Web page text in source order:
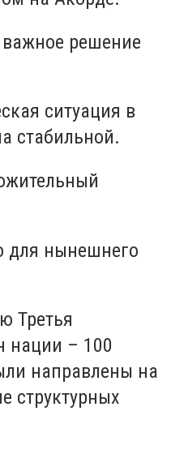
решение
ситуация в
стабильной.
для нынешнего
Третья
нации – 100
направлены на
структурных